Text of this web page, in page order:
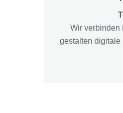
Wir verbinden
gestalten digitale